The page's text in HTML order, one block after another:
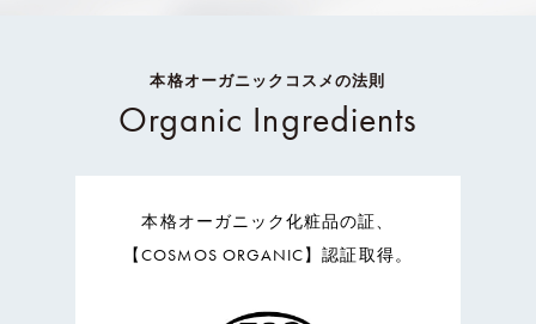
本格オーガニックコスメの法則
Organic Ingredients
本格オーガニック化粧品の証、
【COSMOS ORGANIC】認証取得。